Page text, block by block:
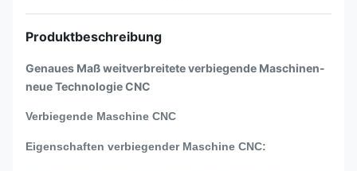
Produktbeschreibung
Genaues Maß weitverbreitete verbiegende Maschinen-
neue Technologie CNC
Verbiegende Maschine CNC
Eigenschaften verbiegender Maschine CNC: